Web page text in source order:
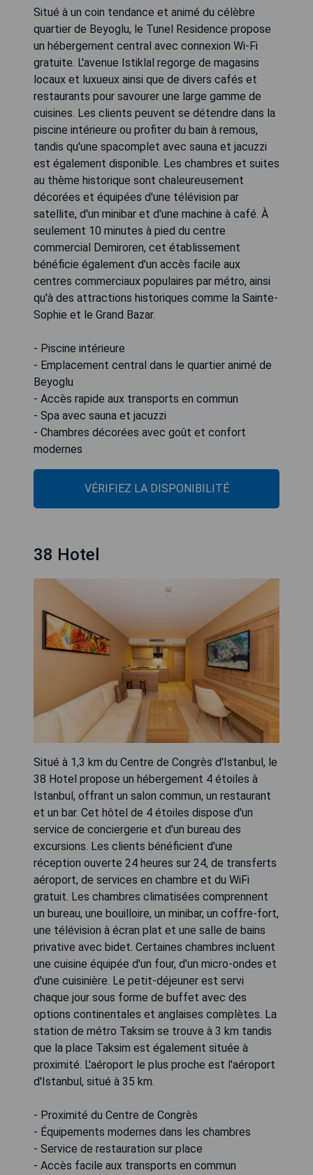
Situé à un coin tendance et animé du célèbre
quartier de Beyoglu, le Tunel Residence propose
un hébergement central avec connexion Wi-Fi
gratuite. L'avenue Istiklal regorge de magasins
locaux et luxueux ainsi que de divers cafés et
restaurants pour savourer une large gamme de
cuisines. Les clients peuvent se détendre dans la
piscine intérieure ou profiter du bain à remous,
tandis qu'une spacomplet avec sauna et jacuzzi
est également disponible. Les chambres et suites
au thème historique sont chaleureusement
décorées et équipées d'une télévision par
satellite, d'un minibar et d'une machine à café. À
seulement 10 minutes à pied du centre
commercial Demiroren, cet établissement
bénéficie également d'un accès facile aux
centres commerciaux populaires par métro, ainsi
qu'à des attractions historiques comme la Sainte-
Sophie et le Grand Bazar.
- Piscine intérieure
- Emplacement central dans le quartier animé de
Beyoglu
- Accès rapide aux transports en commun
- Spa avec sauna et jacuzzi
- Chambres décorées avec goût et confort
modernes
VÉRIFIEZ LA DISPONIBILITÉ
38 Hotel
Situé à 1,3 km du Centre de Congrès d'Istanbul, le
38 Hotel propose un hébergement 4 étoiles à
Istanbul, offrant un salon commun, un restaurant
et un bar. Cet hôtel de 4 étoiles dispose d'un
service de conciergerie et d'un bureau des
excursions. Les clients bénéficient d'une
réception ouverte 24 heures sur 24, de transferts
aéroport, de services en chambre et du WiFi
gratuit. Les chambres climatisées comprennent
un bureau, une bouilloire, un minibar, un coffre-fort,
une télévision à écran plat et une salle de bains
privative avec bidet. Certaines chambres incluent
une cuisine équipée d'un four, d'un micro-ondes et
d'une cuisinière. Le petit-déjeuner est servi
chaque jour sous forme de buffet avec des
options continentales et anglaises complètes. La
station de métro Taksim se trouve à 3 km tandis
que la place Taksim est également située à
proximité. L'aéroport le plus proche est l'aéroport
d'Istanbul, situé à 35 km.
- Proximité du Centre de Congrès
- Équipements modernes dans les chambres
- Service de restauration sur place
- Accès facile aux transports en commun